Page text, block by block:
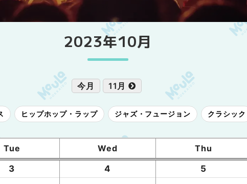
2023年10月
今月 11月
ヒップホップ・ラップ ジャズ・フュージョン クラシック
Tue Wed Thu
3 4 5